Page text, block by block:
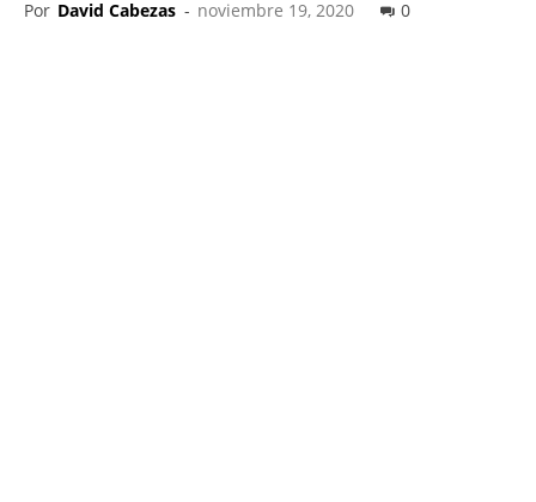
Por David Cabezas - noviembre 19, 2020 0